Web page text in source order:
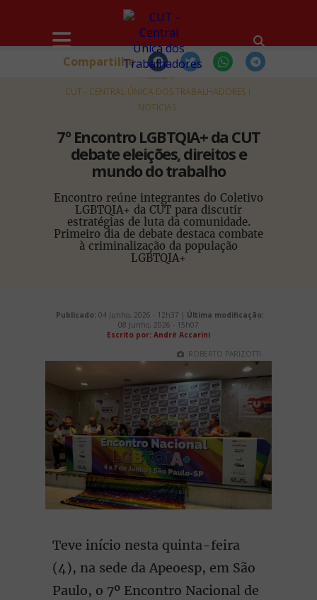
HOME
CUT - CENTRAL ÚNICA DOS TRABALHADORES
NOTÍCIAS
7º Encontro LGBTQIA+ da CUT
debate eleições, direitos e
mundo do trabalho
Encontro reúne integrantes do Coletivo
LGBTQIA+ da CUT para discutir
estratégias de luta da comunidade.
Primeiro dia de debate destaca combate
à criminalização da população
LGBTQIA+
Compartilhe
Publicado: 04 Junho, 2026 - 12h37 | Última modificação:
08 Junho, 2026 - 15h07
Escrito por: André Accarini
ROBERTO PARIZOTTI
Teve início nesta quinta-feira
(4), na sede da Apeoesp, em São
Paulo, o 7º Encontro Nacional de